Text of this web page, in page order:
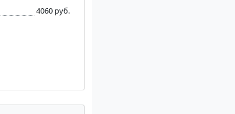
4060 руб.